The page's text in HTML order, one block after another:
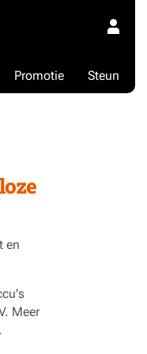
Steun
Promotie
en
Meer